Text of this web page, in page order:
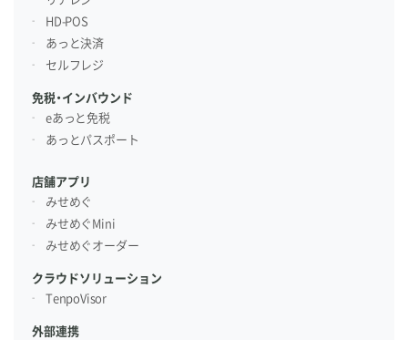
HD-POS
あっと決済
セルフレジ
免税・インバウンド
eあっと免税
あっとパスポート
店舗アプリ
みせめぐ
みせめぐMini
みせめぐオーダー
クラウドソリューション
TenpoVisor
外部連携